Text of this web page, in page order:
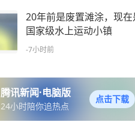
20年前是废置滩涂，现在
国家级水上运动小镇
-7小时前
腾讯新闻·电脑版
24小时陪你追热点
点击下载